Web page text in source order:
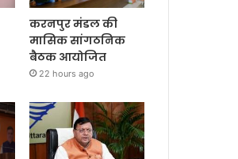
करनपुर मंडल की
मासिक सांगठनिक
बैठक आयोजित
22 hours ago